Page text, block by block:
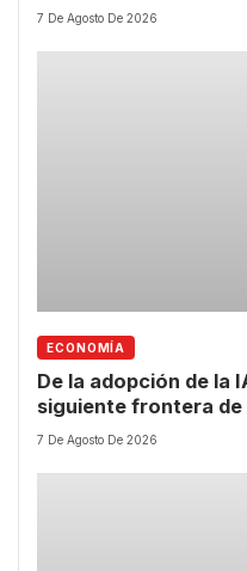
7 De Agosto De 2026
ECONOMÍA
De la adopción de la
siguiente frontera de
7 De Agosto De 2026